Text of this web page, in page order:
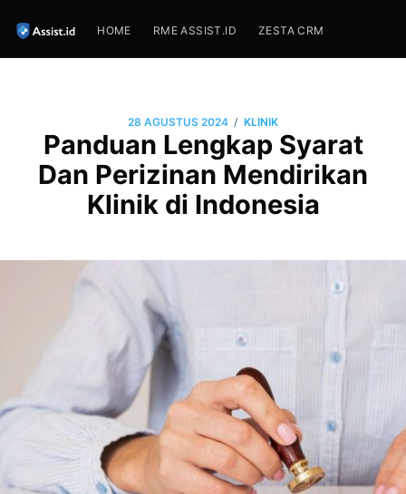
HOME RME ASSIST.ID ZESTA CRM
28 AGUSTUS 2024 / KLINIK
Panduan Lengkap Syarat
Dan Perizinan Mendirikan
Klinik di Indonesia